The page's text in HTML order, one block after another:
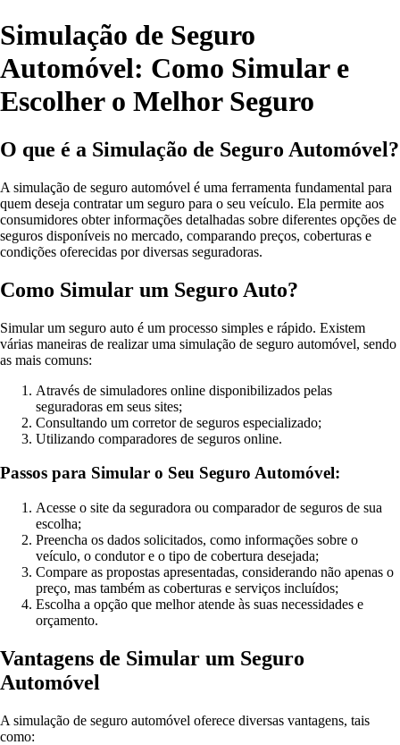
Simulação de Seguro
Automóvel: Como Simular e
Escolher o Melhor Seguro
O que é a Simulação de Seguro Automóvel?
A simulação de seguro automóvel é uma ferramenta fundamental para
quem deseja contratar um seguro para o seu veículo. Ela permite aos
consumidores obter informações detalhadas sobre diferentes opções de
seguros disponíveis no mercado, comparando preços, coberturas e
condições oferecidas por diversas seguradoras.
Como Simular um Seguro Auto?
Simular um seguro auto é um processo simples e rápido. Existem
várias maneiras de realizar uma simulação de seguro automóvel, sendo
as mais comuns:
Através de simuladores online disponibilizados pelas
seguradoras em seus sites;
Consultando um corretor de seguros especializado;
Utilizando comparadores de seguros online.
Passos para Simular o Seu Seguro Automóvel:
Acesse o site da seguradora ou comparador de seguros de sua
escolha;
Preencha os dados solicitados, como informações sobre o
veículo, o condutor e o tipo de cobertura desejada;
Compare as propostas apresentadas, considerando não apenas o
preço, mas também as coberturas e serviços incluídos;
Escolha a opção que melhor atende às suas necessidades e
orçamento.
Vantagens de Simular um Seguro
Automóvel
A simulação de seguro automóvel oferece diversas vantagens, tais
como: